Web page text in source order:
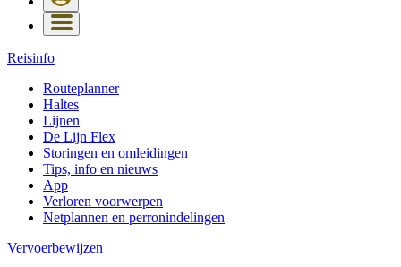
Reisinfo
Routeplanner
Haltes
Lijnen
De Lijn Flex
Storingen en omleidingen
Tips, info en nieuws
App
Verloren voorwerpen
Netplannen en perronindelingen
Vervoerbewijzen